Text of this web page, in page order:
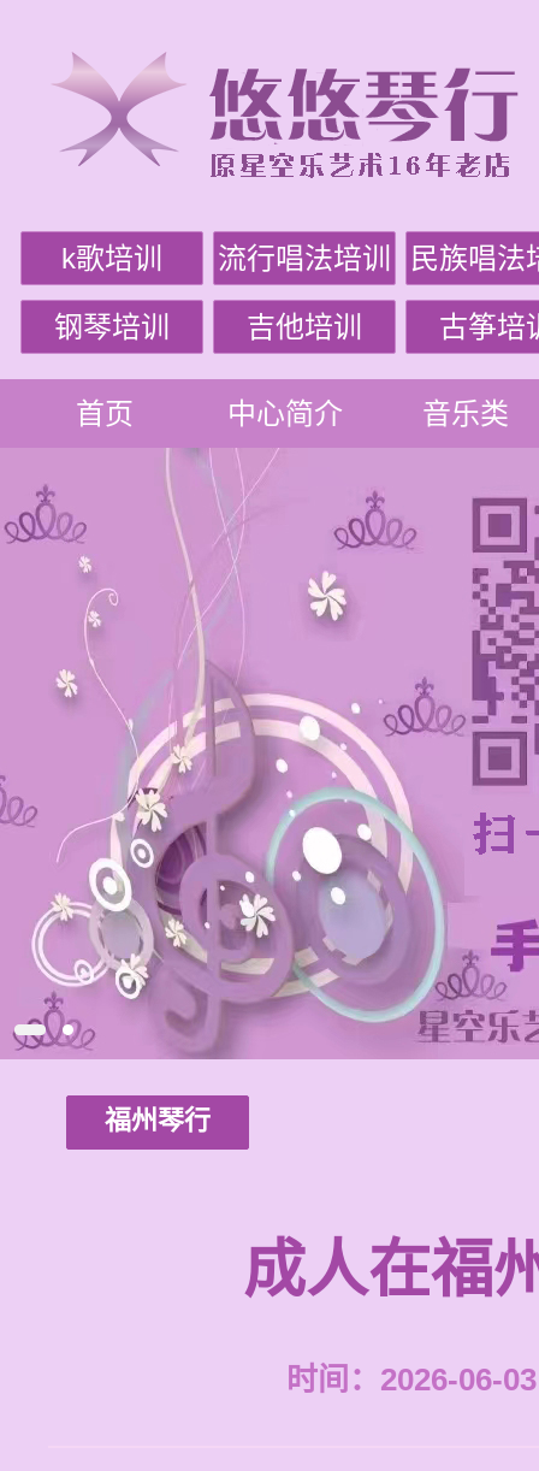
k歌培训 流行唱法培训 民族唱法
钢琴培训 吉他培训 古筝培
首页 中心简介 音乐类
福州琴行
成人在福
时间：2026-06-